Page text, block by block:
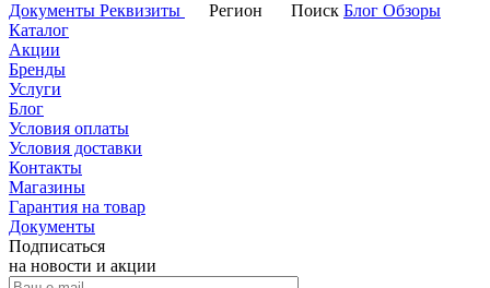
Документы Реквизиты Регион Поиск Блог Обзоры
Каталог
Акции
Бренды
Услуги
Блог
Условия оплаты
Условия доставки
Контакты
Магазины
Гарантия на товар
Документы
Подписаться
на новости и акции